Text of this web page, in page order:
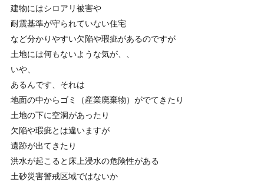
建物にはシロアリ被害や
耐震基準が守られていない住宅
など分かりやすい欠陥や瑕疵があるのですが
土地には何もないような気が、、
いや、
あるんです、それは
地面の中からゴミ（産業廃棄物）がでてきたり
土地の下に空洞があったり
欠陥や瑕疵とは違いますが
遺跡が出てきたり
洪水が起こると床上浸水の危険性がある
土砂災害警戒区域ではないか